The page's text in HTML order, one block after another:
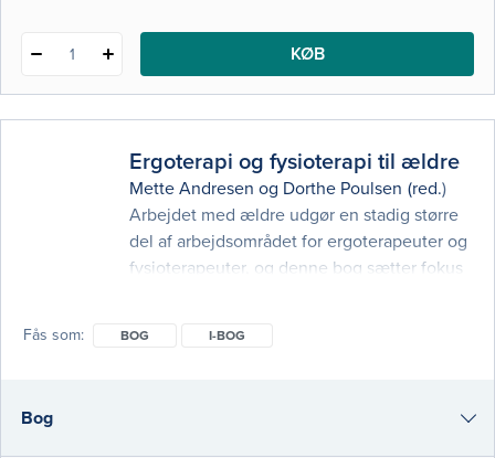
1 KØB
Ergoterapi og fysioterapi til ældre
Mette Andresen og Dorthe Poulsen (red.)
Arbejdet med ældre udgør en stadig større
del af arbejdsområdet for ergoterapeuter og
fysioterapeuter, og denne bog sætter fokus
fysioterapi til ældre tager udgangspunkt i
Fås som BOG I-BOG
Bog